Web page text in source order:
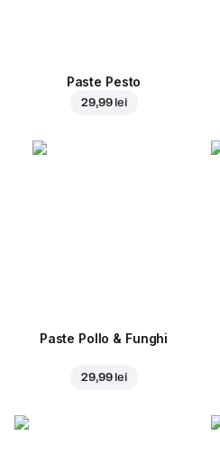
Paste Pesto
29,99 lei
Paste Pollo & Funghi
29,99 lei